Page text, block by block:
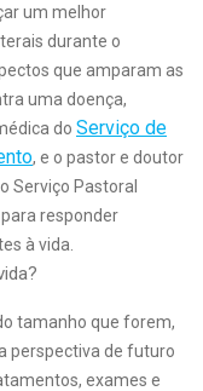
um melhor
durante o
que amparam as
uma doença,
do Serviço de
, e o pastor e doutor
Serviço Pastoral
responder
à vida.
tamanho que forem,
perspectiva de futuro
exames e